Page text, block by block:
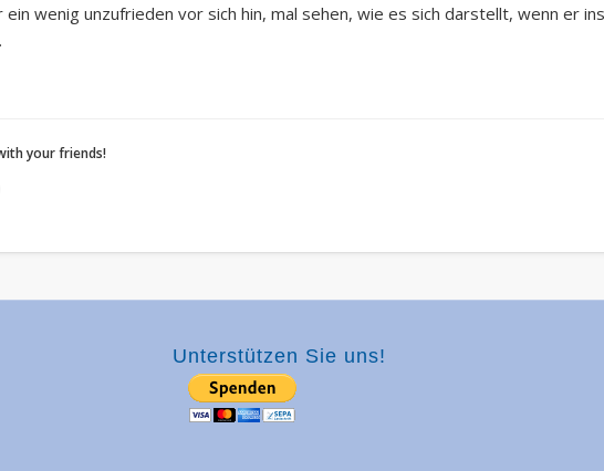
wenig unzufrieden vor sich hin, mal sehen, wie es sich darstellt, wenn er ins
your friends!
Unterstützen Sie uns!